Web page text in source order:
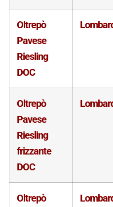
Oltrepò
Pavese
Riesling
DOC
Oltrepò
Pavese
Riesling
frizzante
DOC
Oltrepò